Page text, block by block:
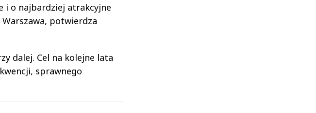
i o najbardziej atrakcyjne
potwierdza
dalej. Cel na kolejne lata
sprawnego